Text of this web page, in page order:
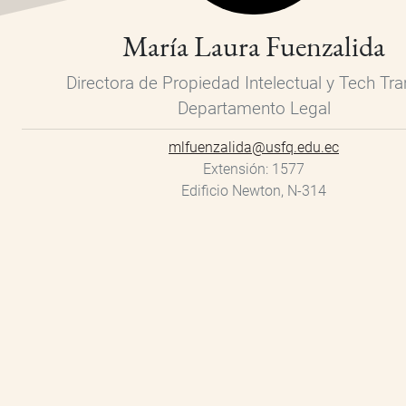
María Laura Fuenzalida
Directora de Propiedad Intelectual y Tech
Departamento Legal
mlfuenzalida@usfq.edu.ec
Extensión 1577
Edificio Newton, N-314